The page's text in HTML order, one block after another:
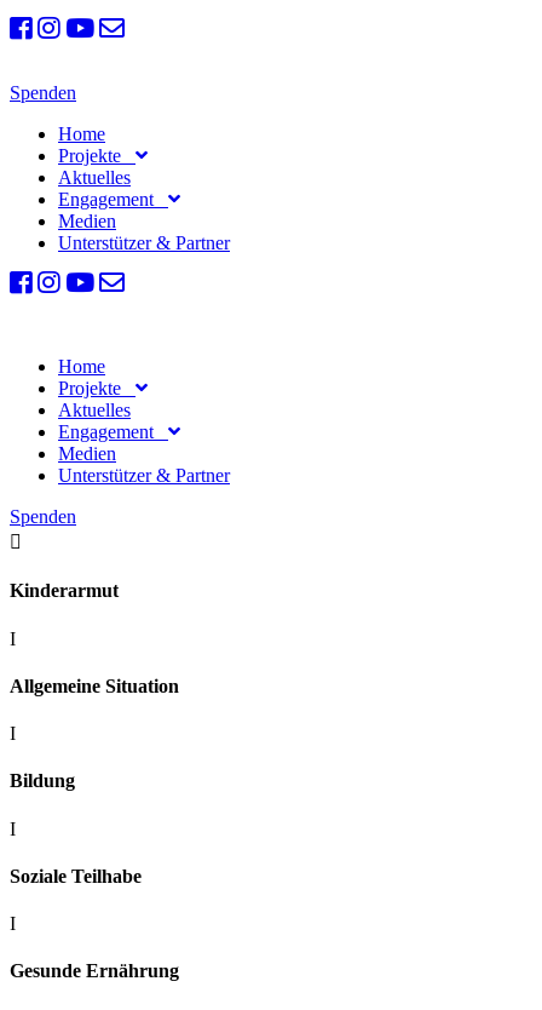
Spenden
Home
Projekte
Aktuelles
Engagement
Medien
Unterstützer & Partner
Home
Projekte
Aktuelles
Engagement
Medien
Unterstützer & Partner
Spenden

Kinderarmut
I
Allgemeine Situation
I
Bildung
I
Soziale Teilhabe
I
Gesunde Ernährung